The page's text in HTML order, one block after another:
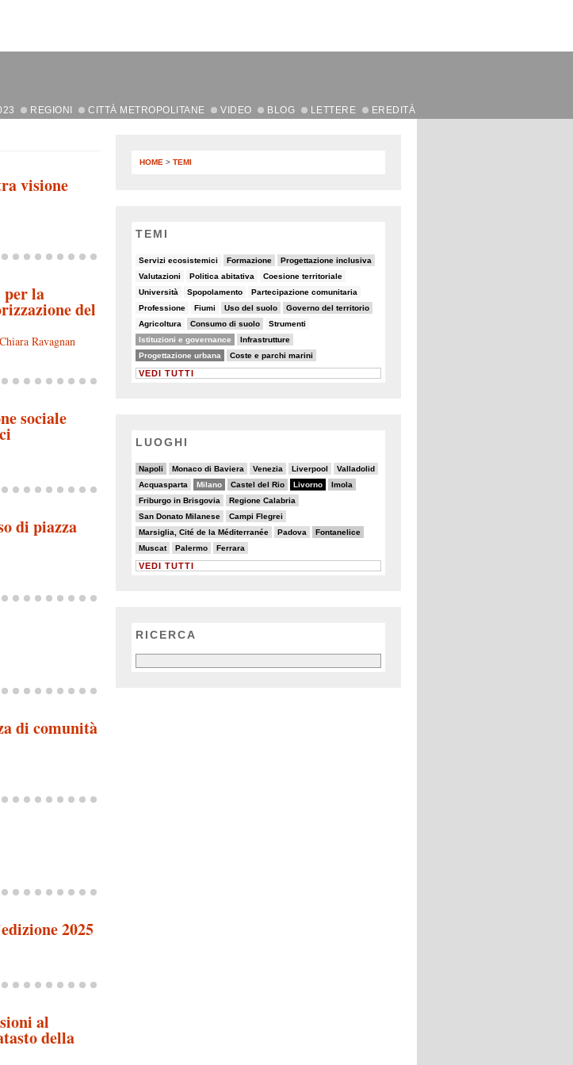
REGIONI CITTÀ METROPOLITANE VIDEO BLOG LETTERE EREDITÀ
visione
per la
del
Chiara Ravagnan
sociale
di piazza
di comunità
2025
al
della
HOME > TEMI
TEMI
Servizi ecosistemici
6/82 Formazione
9/82 Progettazione inclusiva
10/82
Valutazioni
5/82 Politica abitativa
8/82 Coesione territoriale
8/82
Università
5/82 Spopolamento
6/82 Partecipazione comunitaria
7/82
Professione
5/82 Fiumi
8/82 Uso del suolo
9/82 Governo del territorio
19/82
Agricoltura
5/82 Consumo di suolo
19/82 Strumenti
6/82
Istituzioni e governance
49/82 Infrastrutture
15/82
Progettazione urbana
50/82 Coste e parchi marini
19/82
VEDI TUTTI
LUOGHI
Napoli
7/20 Monaco di Baviera
4/20 Venezia
4/20 Liverpool
3/20 Valladolid
3/20
Acquasparta
3/20 Milano
13/20 Castel del Rio
6/20 Livorno
20/20 Imola
6/20
Friburgo in Brisgovia
3/20 Regione Calabria
4/20
San Donato Milanese
3/20 Campi Flegrei
3/20
Marsiglia, Cité de la Méditerranée
2/20 Padova
2/20 Fontanelice
6/20
Muscat
3/20 Palermo
2/20 Ferrara
2/20
VEDI TUTTI
RICERCA